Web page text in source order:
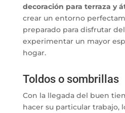
decoración para terraza y
crear un entorno
preparado para disfrutar
experimentar un mayor
hogar.
Toldos o sombrillas
Con la llegada del buen
hacer su particular trabajo,